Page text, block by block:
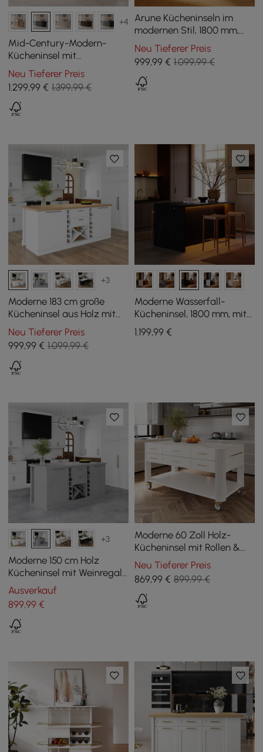
+4
Mid-Century-Modern-
Kücheninsel mit
glänzender Steinplatte
und Schrankfächern in
Schwarz, 129 cm
Neu Tieferer Preis
1.299,99 € 1.399,99 €
Arune Kücheninseln im
modernen Stil, 1800 mm,
Schwarz, mit Glastüren
und Schubladen
Neu Tieferer Preis
999,99€ 1.099,99 €
+3
Moderne 183 cm große
Kücheninsel aus Holz mit
Weinlagerung, Natur &
Weiß
Neu Tieferer Preis
999,99 € 1.099,99 €
Moderne Wasserfall-
Kücheninsel, 1800 mm, mit
Licht und Stauraum
1.199,99€
+3
Moderne 150 cm Holz
Kücheninsel mit Weinregal,
Betongrau
Ausverkauf
899,99 €
Moderne 60 Zoll Holz-
Kücheninsel mit Rollen &
Schränken
Neu Tieferer Preis
869,99€ 899,99 €